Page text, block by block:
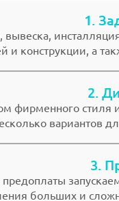
1.
и конструкции, а
2.
фирменного
вариантов
3.
больших и